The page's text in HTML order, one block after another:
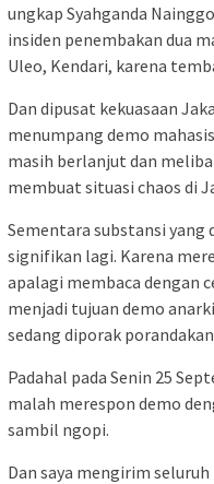
ungkap Syahganda
insiden penembakan dua
Uleo, Kendari, karena
Dan dipusat kekuasaan
menumpang demo
masih berlanjut dan
membuat situasi chaos di
Sementara substansi
signifikan lagi. Karena
apalagi membaca dengan
menjadi tujuan demo
sedang diporak
Padahal pada Senin 25
malah merespon demo
sambil ngopi.
Dan saya mengirim